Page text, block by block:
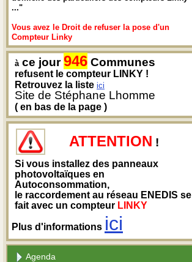
..."
Vous avez le Droit de refuser la pose d'un
Compteur Linky
à ce jour946 Communes
refusent le compteur LINKY !
Retrouvez la liste ici
Site de Stéphane Lhomme
( en bas de la page )
ATTENTION !
Si vous installez des panneaux
photovoltaïques en
Autoconsommation,
le raccordement au réseau ENEDIS se
fait avec un compteur LINKY
Plus d'informations ici
Agenda